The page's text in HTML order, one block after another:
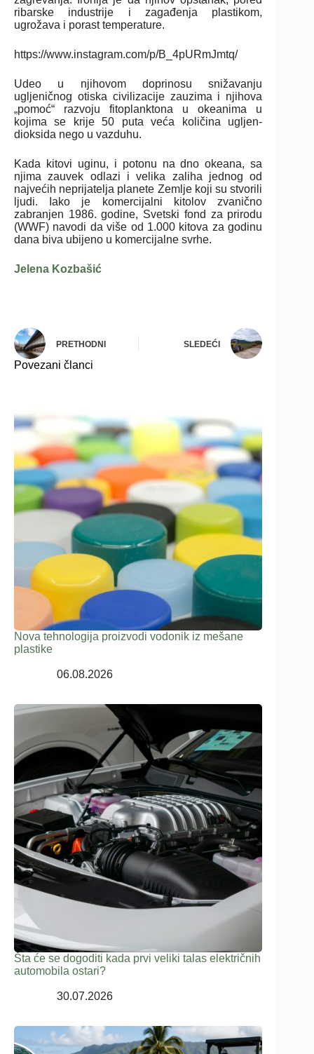
ribarske industrije i zagađenja plastikom,
ugrožava i porast temperature.
https://www.instagram.com/p/B_4pURmJmtq/
Udeo u njihovom doprinosu snižavanju
ugljeničnog otiska civilizacije zauzima i njihova
„pomoć“ razvoju fitoplanktona u okeanima u
kojima se krije 50 puta veća količina ugljen-
dioksida nego u vazduhu.
Kada kitovi uginu, i potonu na dno okeana, sa
njima zauvek odlazi i velika zaliha jednog od
najvećih neprijatelja planete Zemlje koji su stvorili
ljudi. Iako je komercijalni kitolov zvanično
zabranjen 1986. godine, Svetski fond za prirodu
(WWF) navodi da više od 1.000 kitova za godinu
dana biva ubijeno u komercijalne svrhe.
Jelena Kozbašić
PRETHODNI SLEDEĆI
Povezani članci
Nova tehnologija proizvodi vodonik iz mešane
plastike
06.08.2026
Šta će se dogoditi kada prvi veliki talas električnih
automobila ostari?
30.07.2026